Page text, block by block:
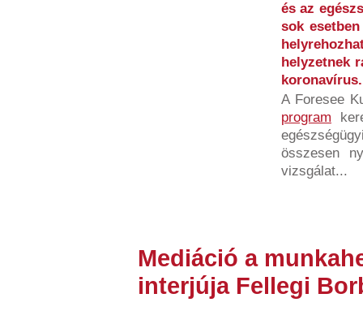
és az
sok
helyzetnek
koronavírus.
A Foresee
program
összesen
vizsgálat...
Mediáció a
interjúja Fellegi